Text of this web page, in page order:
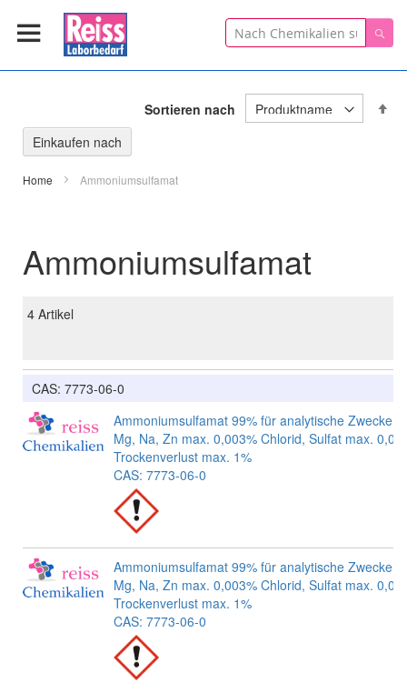
Suche
Home Ammoniumsulfamat
Ammoniumsulfamat
4 Artikel
Sortieren nach
CAS: 7773-06-0
Ammoniumsulfamat 99% für analytische Zwecke
Mg, Na, Zn max. 0,003% Chlorid, Sulfat max.
Trockenverlust max. 1%
CAS: 7773-06-0
Ammoniumsulfamat 99% für analytische Zwecke
Mg, Na, Zn max. 0,003% Chlorid, Sulfat max.
Trockenverlust max. 1%
CAS: 7773-06-0
Einkaufen nach